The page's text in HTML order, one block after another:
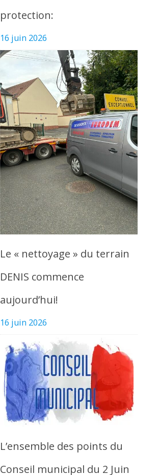
protection:
16 juin 2026
Le « nettoyage » du terrain
DENIS commence
aujourd’hui!
16 juin 2026
L’ensemble des points du
Conseil municipal du 2 Juin